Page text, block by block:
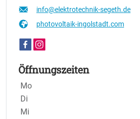
info@elektrotechnik-segeth.de
photovoltaik-ingolstadt.com
Öffnungszeiten
Wochentage / Monate
Öffnungszeiten / Hinweise
Mo
Di
Mi